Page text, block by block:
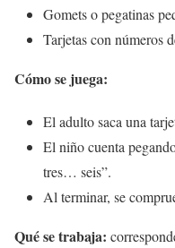
Gomets o pegatinas
Tarjetas con números
Cómo se juega:
El adulto saca una
El niño cuenta
tres… seis”.
Al terminar, se
Qué se trabaja: